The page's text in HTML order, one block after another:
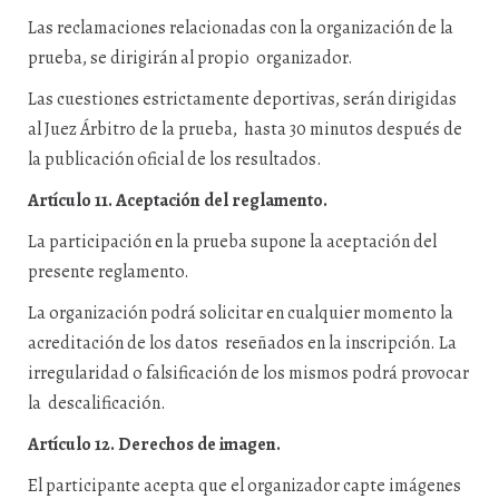
Las reclamaciones relacionadas con la organización de la
prueba, se dirigirán al propio organizador.
Las cuestiones estrictamente deportivas, serán dirigidas
al Juez Árbitro de la prueba, hasta 30 minutos después de
la publicación oficial de los resultados.
Artículo 11. Aceptación del reglamento.
La participación en la prueba supone la aceptación del
presente reglamento.
La organización podrá solicitar en cualquier momento la
acreditación de los datos reseñados en la inscripción. La
irregularidad o falsificación de los mismos podrá provocar
la descalificación.
Artículo 12. Derechos de imagen.
El participante acepta que el organizador capte imágenes